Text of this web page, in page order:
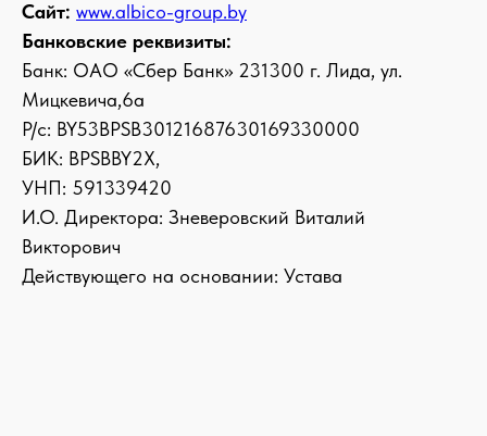
Сайт: www.albico-group.by
Банковские реквизиты:
Банк: ОАО «Сбер Банк» 231300 г. Лида, ул.
Мицкевича,6а
Р/с: BY53BPSB30121687630169330000
БИК: BPSBBY2X,
УНП: 591339420
И.О. Директора: Зневеровский Виталий
Викторович
Действующего на основании: Устава